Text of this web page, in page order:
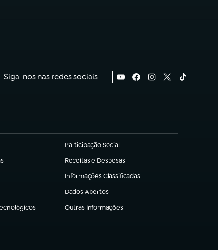
Siga-nos nas redes sociais
Participação Social
(abre em nova aba)
Receitas e Despesas
(abre em nova aba)
Informações Classificadas
(abre em nova aba)
Dados Abertos
(abre em nova aba)
Outras Informações
(abre em nova aba)